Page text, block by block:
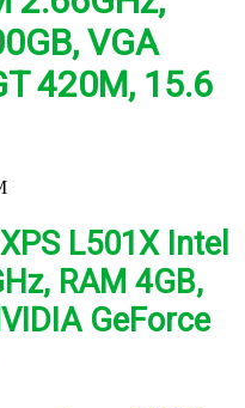
VGA
420M, 15.6
L501X Intel
RAM 4GB,
GeForce